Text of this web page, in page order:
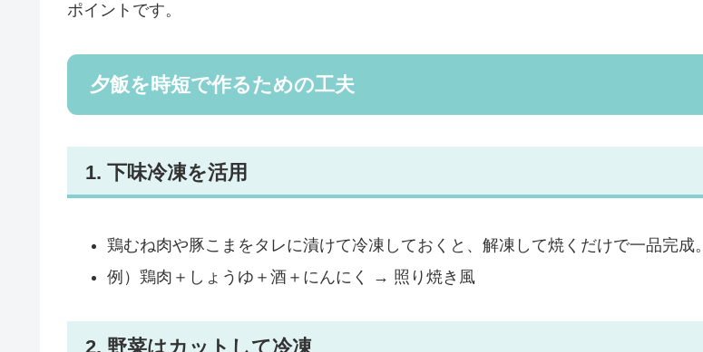
ポイントです。
夕飯を時短で作るための工夫
1. 下味冷凍を活用
鶏むね肉や豚こまをタレに漬けて冷凍しておくと、解凍して焼くだけで一品完成。
例）鶏肉＋しょうゆ＋酒＋にんにく → 照り焼き風
2. 野菜はカットして冷凍